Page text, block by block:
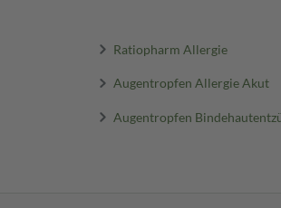
Ratiopharm Allergie
Augentropfen Allergie Akut
Augentropfen